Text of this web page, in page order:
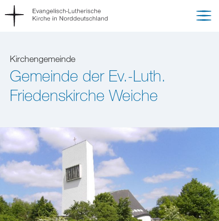
Kirchengemeinde
Gemeinde der Ev.-Luth.
Friedenskirche Weiche